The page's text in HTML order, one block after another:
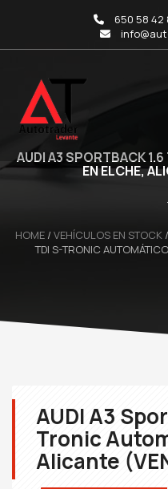
650 58
AUDI A3 SPORTBACK
EN ELCHE,
HOME/ VEHÍCULOS EN STOCK/
TDI S-TRONIC
AUDI A3
Tronic
Alicante